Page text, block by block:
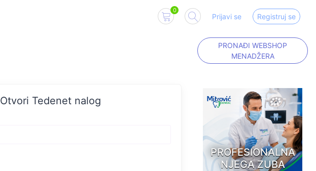
0
Prijavi se Registruj se
Otvori Tedenet nalog
PRONAĐI WEBSHOP
MENADŽERA
PROFESIONALNA
NJEGA ZUBA